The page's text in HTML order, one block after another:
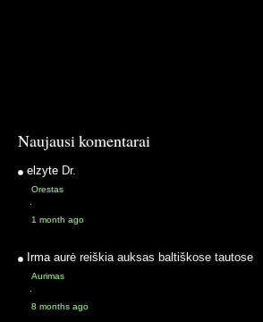
Naujausi komentarai
elzyte Dr.
Orestas
·
1 month ago
Irma aurė reiškia auksas baltiškose tautose
Aurimas
·
8 months ago